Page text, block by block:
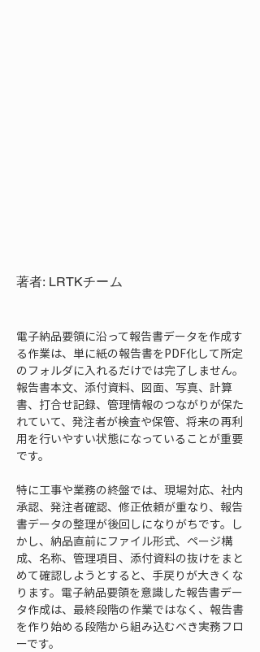
著者: LRTKチーム
電子納品要領に沿って報告書データを作成す
る作業は、単に紙の報告書をPDF化して所定
のフォルダに入れるだけでは完了しません。
報告書本文、添付資料、図面、写真、計算
書、打合せ記録、管理情報のつながりが保た
れていて、発注者が検査や保管、将来の再利
用を行いやすい状態になっていることが重要
です。
特に工事や業務の終盤では、現場対応、社内
承認、発注者確認、修正依頼が重なり、報告
書データの整理が後回しになりがちです。し
かし、納品直前にファイル形式、ページ構
成、名称、管理項目、添付資料の抜けをまと
めて確認しようとすると、手戻りが大きくな
ります。電子納品要領を意識した報告書デー
タ作成は、最終段階の作業ではなく、報告書
を作り始める段階から組み込むべき実務フロ
ーです。